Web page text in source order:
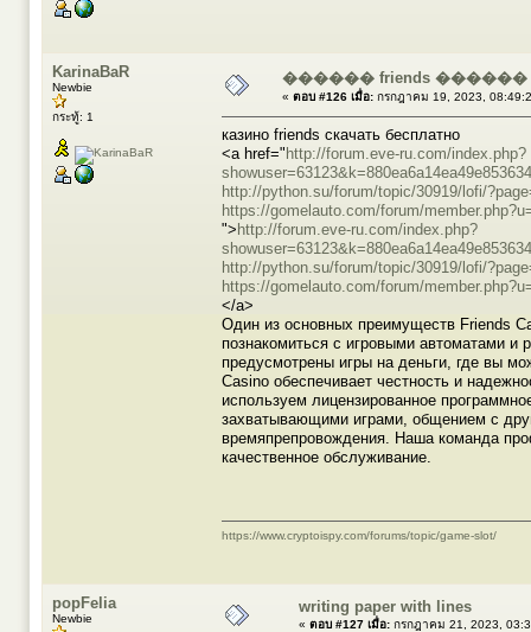
KarinaBaR
Newbie
กระทู้: 1
������ friends
« ตอบ #126 เมื่อ: กรกฎาคม 19, 2023,
казино friends скачать бесплатно
<a href=" http://forum.eve-ru.com/index.php?
http://python.su/forum/topic/30919/lofi/
https://gomelauto.com/forum/
"> http://forum.eve-ru.com/index.php?
http://python.su/forum/topic/30919/lofi/
https://gomelauto.com/forum/
</a>
Один из основных преимуществ Friends
познакомиться с игровыми автоматами и
предусмотрены игры на деньги, где вы
Casino обеспечивает честность и
используем лицензированное
захватывающими играми, общением с
времяпрепровождения. Наша команда
качественное обслуживание.
https://www.cryptoispy.com/forums/topic/game-slot/
popFelia
Newbie
writing paper with lines
« ตอบ #127 เมื่อ: กรกฎาคม 21, 2023,